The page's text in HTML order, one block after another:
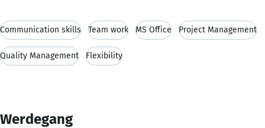
Communication skills Team work MS Office Project Management
Quality Management Flexibility
Werdegang